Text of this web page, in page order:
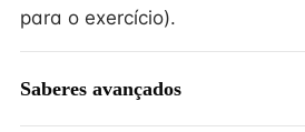
para o exercício).
Saberes avançados